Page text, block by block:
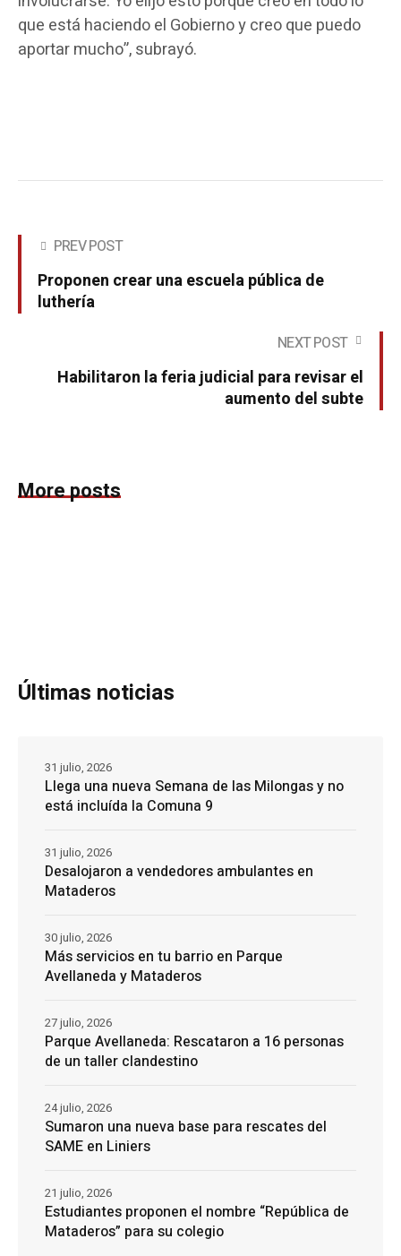
que está haciendo el Gobierno y creo que puedo
aportar mucho”, subrayó.
PREV POST
Proponen crear una escuela pública de
luthería
NEXT POST
Habilitaron la feria judicial para revisar el
aumento del subte
More posts
Últimas noticias
Llega una nueva Semana de las Milongas y no
está incluída la Comuna 9
31 julio, 2026
Desalojaron a vendedores ambulantes en
Mataderos
31 julio, 2026
Más servicios en tu barrio en Parque
Avellaneda y Mataderos
30 julio, 2026
Parque Avellaneda: Rescataron a 16 personas
de un taller clandestino
27 julio, 2026
Sumaron una nueva base para rescates del
SAME en Liniers
24 julio, 2026
Estudiantes proponen el nombre “República de
Mataderos” para su colegio
21 julio, 2026